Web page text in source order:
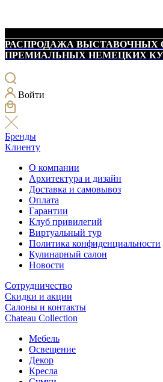
РАСПРОДАЖА ВЫСТАВОЧНЫХ
ПРЕМИАЛЬНЫХ НЕМЕЦКИХ
Войти
Бренды
Клиенту
О компании
Архитектура и дизайн
Доставка и самовывоз
Оплата
Гарантии
Клуб привилегий
Виртуальный тур
Политика конфиденциальности
Кулинарный салон
Новости
Сотрудничество
Скидки и акции
Салоны и контакты
Chateau Collection
Мебель
Освещение
Декор
Кресла